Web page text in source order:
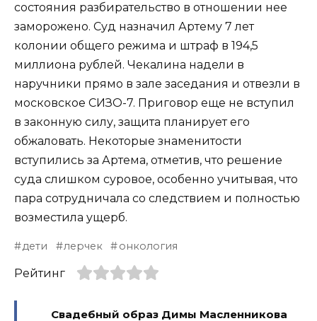
состояния разбирательство в отношении нее
заморожено. Суд назначил Артему 7 лет
колонии общего режима и штраф в 194,5
миллиона рублей. Чекалина надели в
наручники прямо в зале заседания и отвезли в
московское СИЗО-7. Приговор еще не вступил
в законную силу, защита планирует его
обжаловать. Некоторые знаменитости
вступились за Артема, отметив, что решение
суда слишком суровое, особенно учитывая, что
пара сотрудничала со следствием и полностью
возместила ущерб.
дети лерчек онкология
Рейтинг
Свадебный образ Димы Масленникова